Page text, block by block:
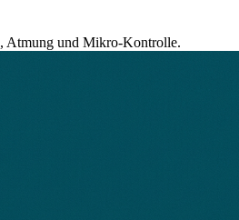
Atmung und Mikro-Kontrolle.